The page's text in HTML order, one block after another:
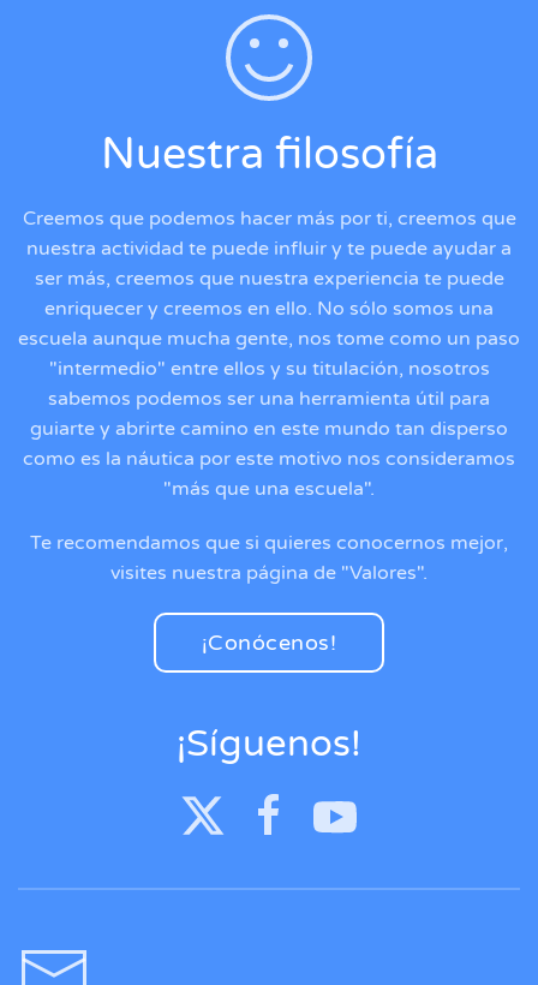
Nuestra filosofía
Creemos que podemos hacer más por ti, creemos que
nuestra actividad te puede influir y te puede ayudar a
ser más, creemos que nuestra experiencia te puede
enriquecer y creemos en ello. No sólo somos una
escuela aunque mucha gente, nos tome como un paso
"intermedio" entre ellos y su titulación, nosotros
sabemos podemos ser una herramienta útil para
guiarte y abrirte camino en este mundo tan disperso
como es la náutica por este motivo nos consideramos
"más que una escuela".
Te recomendamos que si quieres conocernos mejor,
visites nuestra página de "Valores".
¡Conócenos!
¡Síguenos!